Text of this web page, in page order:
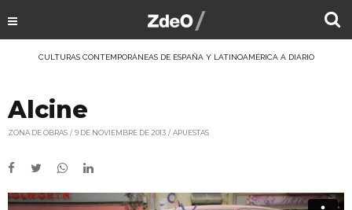
CULTURAS CONTEMPORÁNEAS DE ESPAÑA Y LATINOAMÉRICA A DIARIO
Alcine
ZONA DE OBRAS 9 DE NOVIEMBRE DE 2013 APUESTAS